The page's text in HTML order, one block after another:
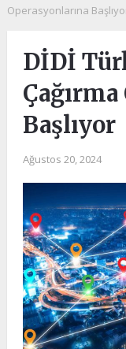
Operasyonlarına
DİDİ
Başlıyor
Ağustos 20, 2024